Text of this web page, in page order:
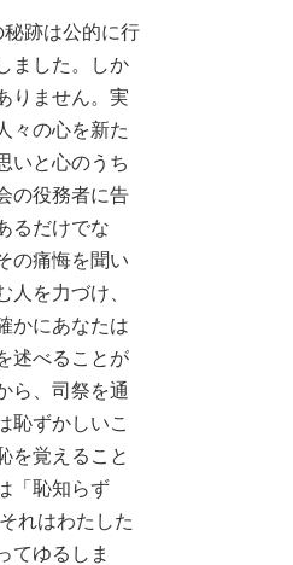
跡は公的に行
ました。しか
りません。実
々の心を新た
いと心のうち
の役務者に告
るだけでな
の痛悔を聞い
を力づけ、
かにあなたは
述べることが
ら、司祭を通
恥ずかしいこ
を覚えること
「恥知らず
れはわたした
てゆるしま